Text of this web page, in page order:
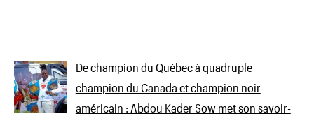
De champion du Québec à quadruple
champion du Canada et champion noir
américain : Abdou Kader Sow met son savoir-